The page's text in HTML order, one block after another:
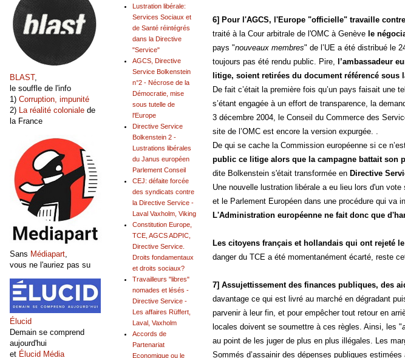
6] Pour l'AGCS, l'Europe "officielle" travaille
traité à la Cour arbitrale de l'OMC à Genève le
pays "nouveaux membres" de l’UE a été distribué le
toujours pas été rendu public. Pire, l’ambassadeur
litige, soient retirées du document référencé sous
De fait c’était la première fois qu’un pays faisait une
s’étant engagée à un effort de transparence, la
3 décembre 2004, le Conseil du Commerce des
site de l’OMC est encore la version expurgée. .
De qui se cache la Commission européenne si ce
public ce litige alors que la campagne battait son
dite Bolkenstein s'était transformée en Directive
Une nouvelle lustration libérale a eu lieu lors d'un
et le Parlement Européen dans une procédure qui
L'Administration européenne ne fait donc que
Les citoyens français et hollandais qui ont rejeté
danger du TCE a été momentanément écarté, reste
7] Assujettissement des finances publiques, des
davantage ce qui est livré au marché en dégradant
parvenir à leur fin, et pour empêcher tout retour en
locales doivent se soumettre à ces règles. Ainsi, les "
au point de les juger de plus en plus illégales. Les
Sommés d’assainir des dépenses publiques estimées
Lustration libérale:
Services Sociaux et
de Santé réintégrés
dans la Directive
"Service"
AGCS, Directive
Service Bolkenstein
n°2 - Nécrose de la
Démocratie, mise
sous tutelle de
l'Europe
Directive Service
Bolkenstein 2 -
Lustrations libérales
du Janus européen
Parlement Conseil
CEJ: défaite forcée
des syndicats contre
la Directive Service -
Laval Vaxholm, Viking
Constitution Europe,
TCE, AGCS ADPIC,
Directive Service.
Droits fondamentaux
et droits sociaux?
Travailleurs "libres"
nomades et lésés -
Directive Service -
Les affaires Rüffert,
Laval, Vaxholm
Accords de
Partenariat
Economique ou le
BLAST,
le souffle de l'info
1) Corruption, impunité
2)
La réalité coloniale de
la France
Sans Médiapart
vous ne l'auriez pas su
Élucid
Demain se comprend
aujourd'hui
et Élucid Média